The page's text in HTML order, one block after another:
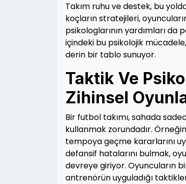
Takım ruhu ve destek, bu
koçların stratejileri,
psikologlarının yardımları
içindeki bu psikolojik
derin bir tablo sunuyor.
Taktik Ve
Zihinsel
Bir futbol takımı, sahada
kullanmak zorundadır.
tempoya geçme kararlarını
defansif hatalarını bulmak,
devreye giriyor. Oyuncuların
antrenörün uyguladığı